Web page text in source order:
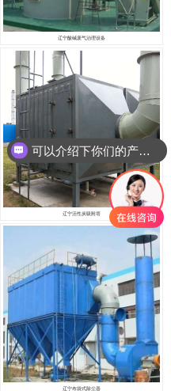
辽宁酸碱废气治理设备
辽宁活性炭吸附塔
辽宁布袋式除尘器
可以介绍下你们的产品么
你们是怎么收费的呢